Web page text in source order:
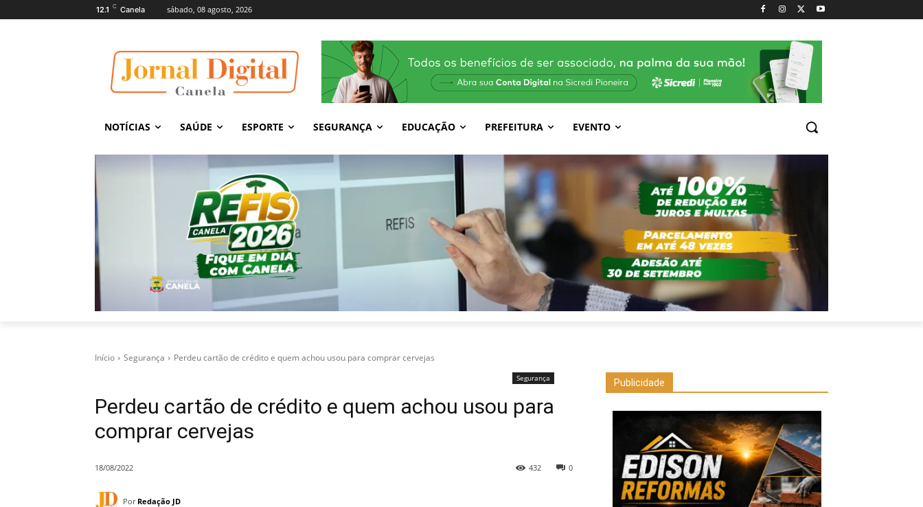
12.1 C Canela sábado, 08 agosto, 2026
NOTÍCIAS SAÚDE ESPORTE SEGURANÇA EDUCAÇÃO PREFEITURA EVENTO
Início Segurança Perdeu cartão de crédito e quem achou usou para comprar cervejas
Segurança
Perdeu cartão de crédito e quem achou usou para
comprar cervejas
18/08/2022 0
432
Por Redação JD
Publicidade